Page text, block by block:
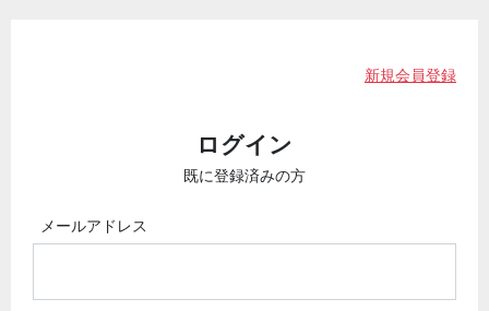
新規会員登録
ログイン
既に登録済みの方
メールアドレス